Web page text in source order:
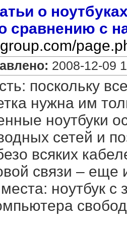
о
сравнению с
2008-12-09
поскольку
нужна им
ноутбуки
сетей и
всяких
связи –
ноутбук c